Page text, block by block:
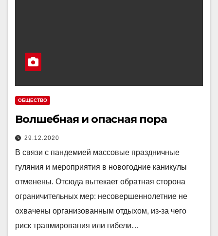
ОБЩЕСТВО
Волшебная и опасная пора
29.12.2020
В связи с пандемией массовые праздничные
гуляния и мероприятия в новогодние каникулы
отменены. Отсюда вытекает обратная сторона
ограничительных мер: несовершеннолетние не
охвачены организованным отдыхом, из-за чего
риск травмирования или гибели…